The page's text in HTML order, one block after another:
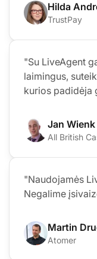
Hilda
TrustPay
"Su LiveAgent
laimingus,
kurios padidėja
Jan Wienk
All British
"Naudojamės
Negalime
Martin
Atomer